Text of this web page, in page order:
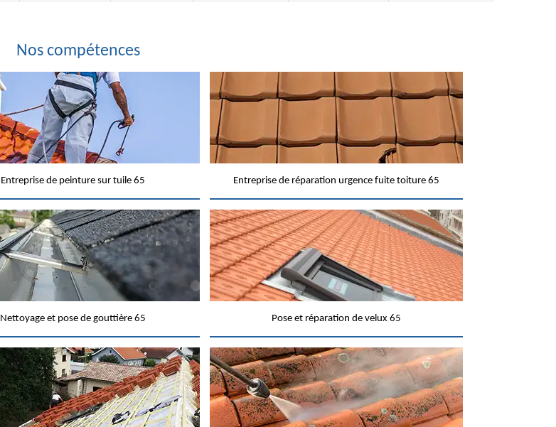
Nos compétences
Entreprise de peinture sur tuile 65 Entreprise de réparation urgence fuite toiture 65
Nettoyage et pose de gouttière 65 Pose et réparation de velux 65